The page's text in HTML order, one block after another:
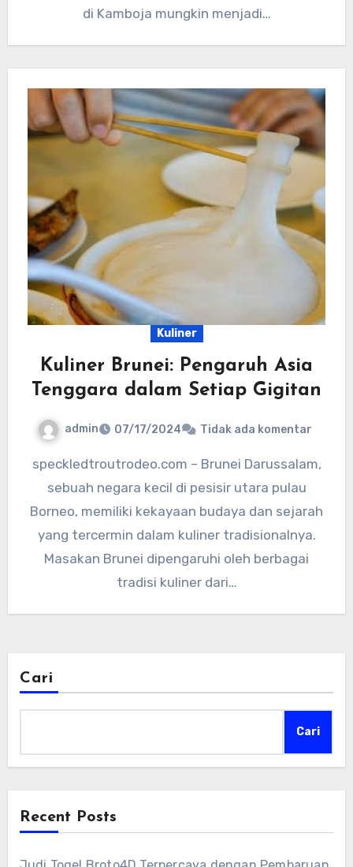
di Kamboja mungkin menjadi…
Kuliner
Kuliner Brunei: Pengaruh Asia
Tenggara dalam Setiap Gigitan
admin 07/17/2024 Tidak ada komentar
speckledtroutrodeo.com – Brunei Darussalam,
sebuah negara kecil di pesisir utara pulau
Borneo, memiliki kekayaan budaya dan sejarah
yang tercermin dalam kuliner tradisionalnya.
Masakan Brunei dipengaruhi oleh berbagai
tradisi kuliner dari…
Cari
Cari
Recent Posts